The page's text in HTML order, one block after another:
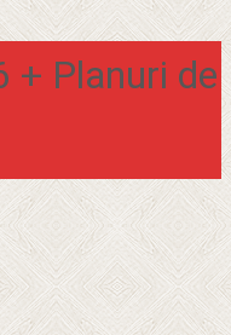
+ Planuri de